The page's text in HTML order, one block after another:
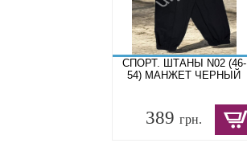
СПОРТ. ШТАНЫ N02 (46-
54) МАНЖЕТ ЧЕРНЫЙ
389 грн.